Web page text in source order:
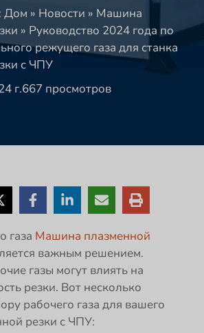
Дом » Новости » Машина
» Руководство 2024 года по
режущего газа для станка
с ЧПУ
г.667 просмотров
газа Машина плазменной
важным решением.
газы могут влиять на
резки. Вот несколько
рабочего газа для вашего
резки с ЧПУ: